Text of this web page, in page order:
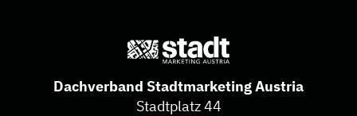
Dachverband Stadtmarketing Austria
Stadtplatz 44